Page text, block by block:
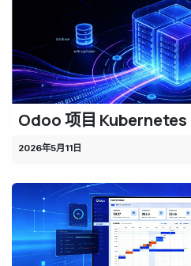
Odoo 项目 Kubernetes
2026年5月11日